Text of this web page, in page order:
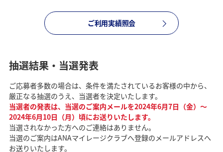
ご利用実績照会
抽選結果・当選発表
ご応募者多数の場合は、条件を満たされているお客様の中から、
厳正なる抽選のうえ、当選者を決定いたします。
当選者の発表は、当選のご案内メールを2024年6月7日（金）～
2024年6月10日（月）頃にお送りいたします。
当選されなかった方へのご連絡はありません。
当選のご案内はANAマイレージクラブへ登録のメールアドレスへ
お送りいたします。